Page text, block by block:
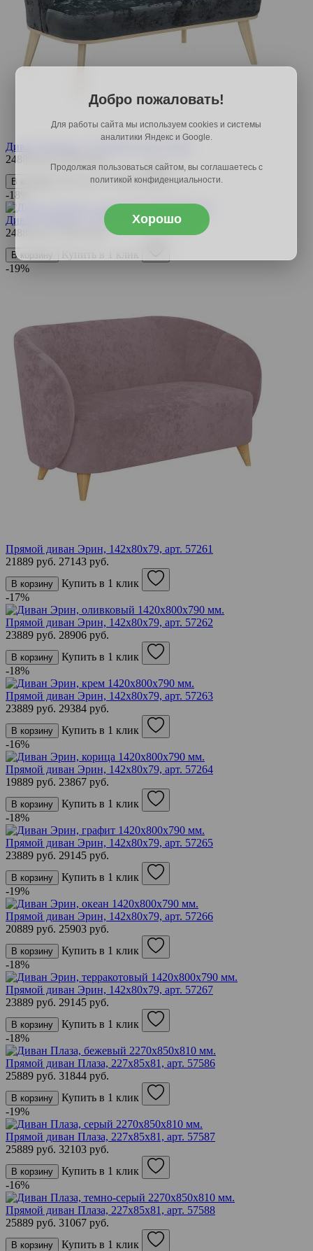
Диван Лоренцо, 127х79х79,
24889 руб.
В корзину
Купить в 1 клик
-18%
Диван Лоренцо, 127х79х79,арт. 57242
24889 руб.
30365 руб.
В корзину
Купить в 1 клик
-19%
Прямой диван Эрин, 142х80х79, арт. 57261
21889 руб. 27143 руб.
В корзину
Купить в 1 клик
-17%
Прямой диван Эрин, 142х80х79, арт. 57262
23889 руб. 28906 руб.
В корзину
Купить в 1 клик
-18%
Прямой диван Эрин, 142х80х79, арт. 57263
23889 руб. 29384 руб.
В корзину
Купить в 1 клик
-16%
Прямой диван Эрин, 142х80х79, арт. 57264
19889 руб. 23867 руб.
В корзину
Купить в 1 клик
-18%
Прямой диван Эрин, 142х80х79, арт. 57265
23889 руб. 29145 руб.
В корзину
Купить в 1 клик
-19%
Прямой диван Эрин, 142х80х79, арт. 57266
20889 руб. 25903 руб.
В корзину
Купить в 1 клик
-18%
Прямой диван Эрин, 142х80х79, арт. 57267
23889 руб. 29145 руб.
В корзину
Купить в 1 клик
-18%
Прямой диван Плаза, 227х85х81, арт. 57586
25889 руб. 31844 руб.
В корзину
Купить в 1 клик
-19%
Прямой диван Плаза, 227х85х81, арт. 57587
25889 руб. 32103 руб.
В корзину
Купить в 1 клик
-16%
Прямой диван Плаза, 227х85х81, арт. 57588
25889 руб. 31067 руб.
В корзину Купить в 1 клик
Добро пожаловать!
Для работы сайта мы используем cookies и системы
аналитики Яндекс и Google.
Продолжая пользоваться сайтом, вы соглашаетесь с
политикой конфиденциальности.
Хорошо